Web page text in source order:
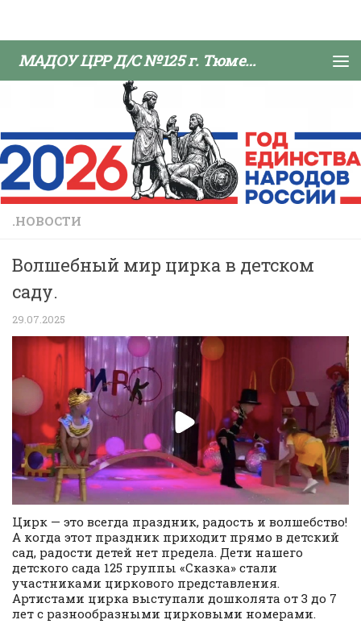
МАДОУ ЦРР Д/С №125 г. Тюмени
.НОВОСТИ
Волшебный мир цирка в детском
саду.
29.07.2025
Цирк — это всегда праздник, радость и волшебство!
А когда этот праздник приходит прямо в детский
сад, радости детей нет предела. Дети нашего
детского сада 125 группы «Сказка» стали
участниками циркового представления.
Артистами цирка выступали дошколята от 3 до 7
лет с разнообразными цирковыми номерами.